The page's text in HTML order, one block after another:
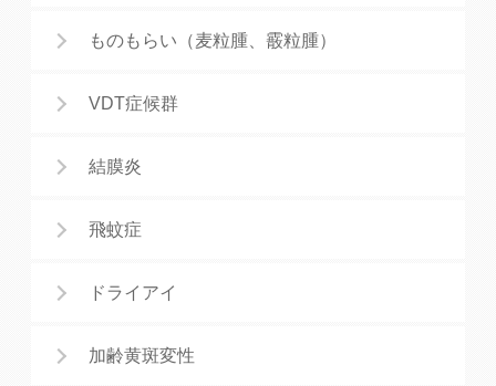
ものもらい（麦粒腫、霰粒腫）
VDT症候群
結膜炎
飛蚊症
ドライアイ
加齢黄斑変性